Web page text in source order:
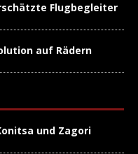
Flugbegleiter
auf Rädern
und Zagori